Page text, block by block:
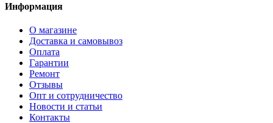
Информация
О магазине
Доставка и самовывоз
Оплата
Гарантии
Ремонт
Отзывы
Опт и сотрудничество
Новости и статьи
Контакты